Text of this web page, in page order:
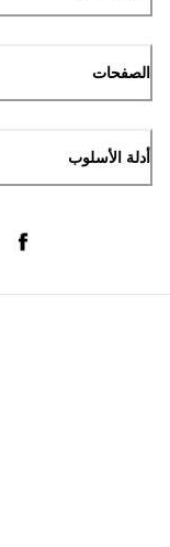
الصفحات
أدلة الأسلوب